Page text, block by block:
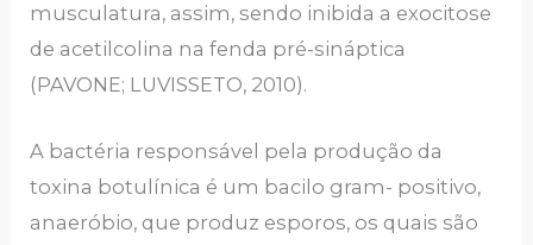
musculatura, assim, sendo inibida a exocitose
de acetilcolina na fenda pré-sináptica
(PAVONE; LUVISSETO, 2010).
A bactéria responsável pela produção da
toxina botulínica é um bacilo gram- positivo,
anaeróbio, que produz esporos, os quais são